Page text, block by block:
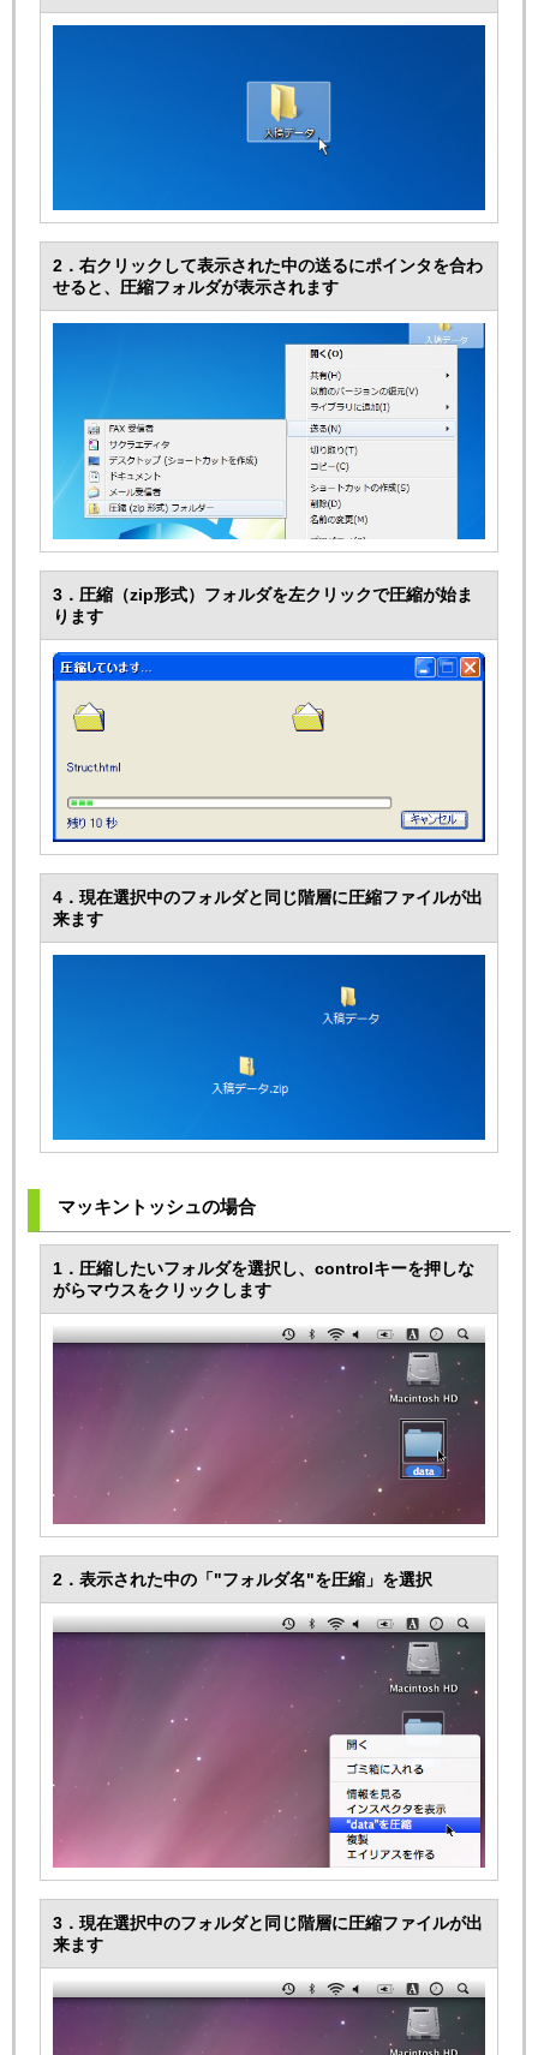
2．右クリックして表示された中の送るにポインタを合わ
せると、圧縮フォルダが表示されます
3．圧縮（zip形式）フォルダを左クリックで圧縮が始ま
ります
4．現在選択中のフォルダと同じ階層に圧縮ファイルが出
来ます
マッキントッシュの場合
1．圧縮したいフォルダを選択し、controlキーを押しな
がらマウスをクリックします
2．表示された中の「"フォルダ名"を圧縮」を選択
3．現在選択中のフォルダと同じ階層に圧縮ファイルが出
来ます